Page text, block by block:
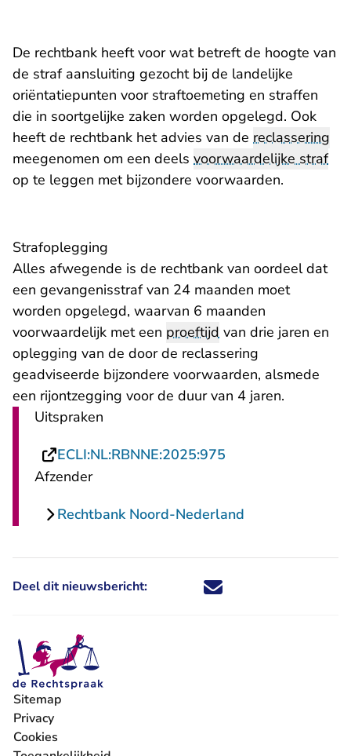
De rechtbank heeft voor wat betreft de hoogte van
de straf aansluiting gezocht bij de landelijke
oriëntatiepunten voor straftoemeting en straffen
die in soortgelijke zaken worden opgelegd. Ook
heeft de rechtbank het advies van de reclassering
meegenomen om een deels voorwaardelijke straf
op te leggen met bijzondere voorwaarden.
Strafoplegging
Alles afwegende is de rechtbank van oordeel dat
een gevangenisstraf van 24 maanden moet
worden opgelegd, waarvan 6 maanden
voorwaardelijk met een proeftijd van drie jaren en
oplegging van de door de reclassering
geadviseerde bijzondere voorwaarden, alsmede
een rijontzegging voor de duur van 4 jaren.
Uitspraken
ECLI:NL:RBNNE:2025:975
Afzender
Rechtbank Noord-Nederland
Deel dit nieuwsbericht: Deel dit nieuwsbericht via X -
Deel dit nieuwsbericht via
Deel dit nieuwsbericht
Deel dit
Sitemap
Privacy
Cookies